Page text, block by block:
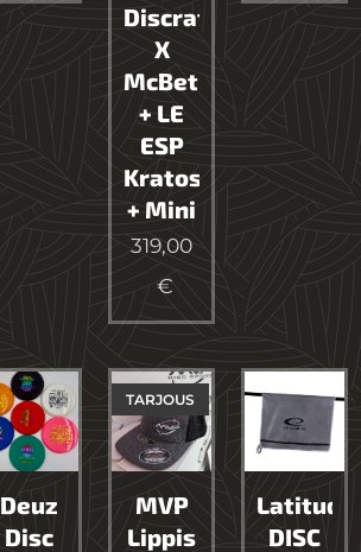
Discraft
X
McBeth
+ LE
ESP
Kratos
+ Mini
319,00
€
Deuz
Disc
MVP
Lippis
TARJOUS
DISC